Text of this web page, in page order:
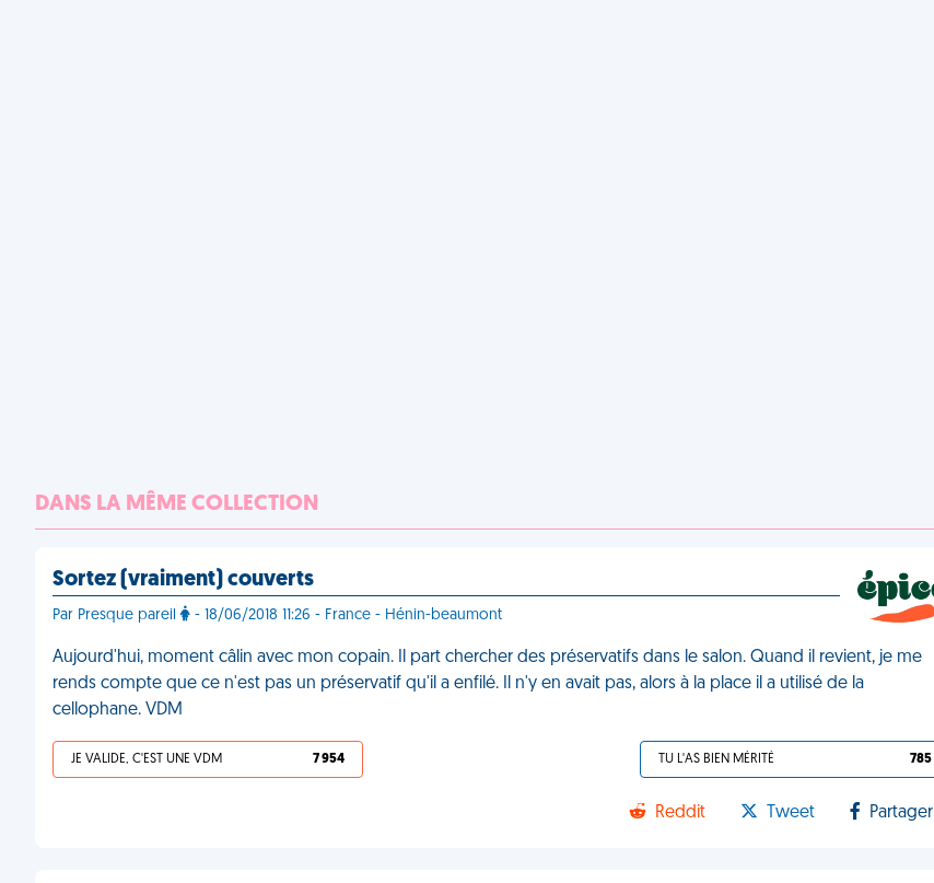
DANS LA MÊME COLLECTION
Sortez (vraiment) couverts
Par Presque pareil - 18/06/2018 11:26 - France - Hénin-beaumont
Aujourd'hui, moment câlin avec mon copain. Il part chercher des préservatifs dans le salon. Quand il revient, je me
rends compte que ce n'est pas un préservatif qu'il a enfilé. Il n'y en avait pas, alors à la place il a utilisé de la
cellophane. VDM
JE VALIDE, C'EST UNE VDM 7 954 TU L'AS BIEN MÉRITÉ 785
Reddit Tweet Partager